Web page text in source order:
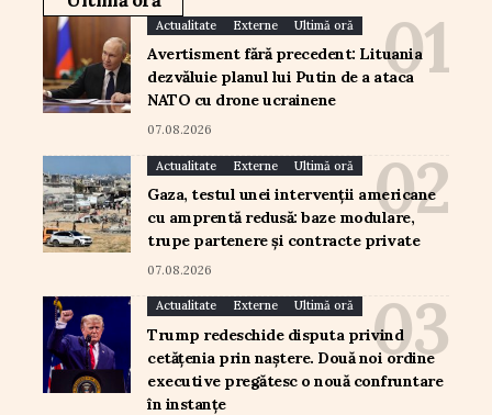
Actualitate Externe Ultimă oră
Avertisment fără precedent: Lituania
dezvăluie planul lui Putin de a ataca
NATO cu drone ucrainene
07.08.2026
Actualitate Externe Ultimă oră
Gaza, testul unei intervenții americane
cu amprentă redusă: baze modulare,
trupe partenere și contracte private
07.08.2026
Actualitate Externe Ultimă oră
Trump redeschide disputa privind
cetățenia prin naștere. Două noi ordine
executive pregătesc o nouă confruntare
în instanțe